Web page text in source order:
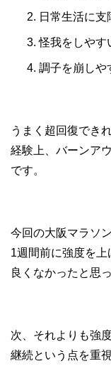
日常生活に支
怪我をしやす
調子を崩しや
うまく超回復でき
経験上、バーンア
です。
今回の大阪マラソン
1週間前に強度を
良くなかったと思
次、それよりも強
継続という点を重